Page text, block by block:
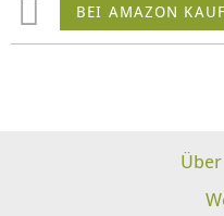
BEI AMAZON